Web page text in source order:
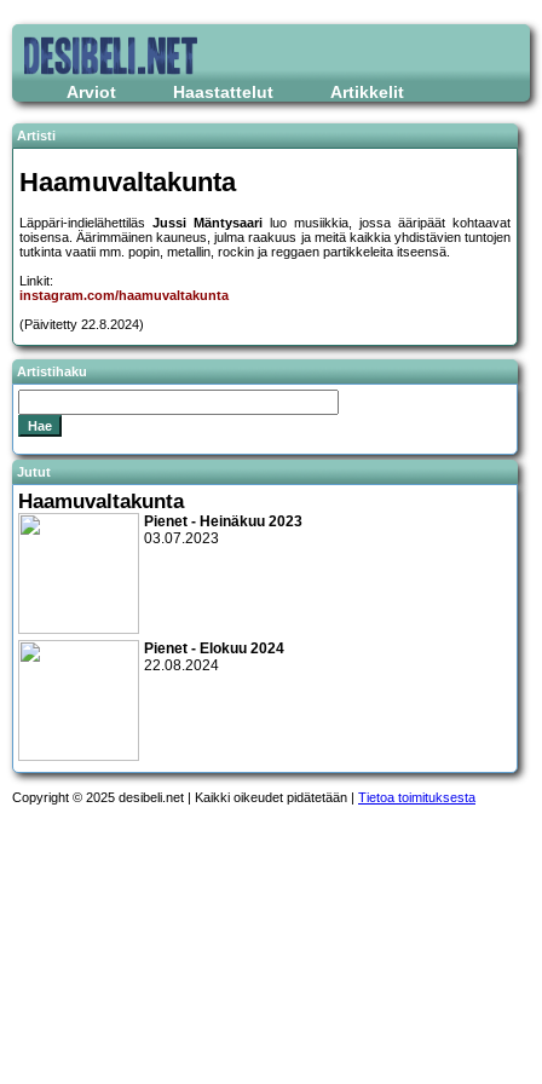
Arviot Haastattelut Artikkelit
Artisti
Haamuvaltakunta
Läppäri-indielähettiläs Jussi Mäntysaari luo musiikkia, jossa ääripäät kohtaavat
toisensa. Äärimmäinen kauneus, julma raakuus ja meitä kaikkia yhdistävien tuntojen
tutkinta vaatii mm. popin, metallin, rockin ja reggaen partikkeleita itseensä.
Linkit:
instagram.com/haamuvaltakunta
(Päivitetty 22.8.2024)
Artistihaku
Jutut
Haamuvaltakunta
Pienet - Heinäkuu 2023
03.07.2023
Pienet - Elokuu 2024
22.08.2024
Copyright © 2025 desibeli.net | Kaikki oikeudet pidätetään | Tietoa toimituksesta